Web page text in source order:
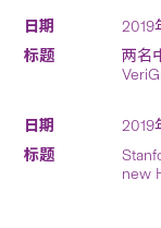
2019
两名
2019
new